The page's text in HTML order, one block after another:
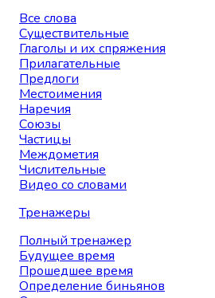
Все слова
Существительные
Глаголы и их спряжения
Прилагательные
Предлоги
Местоимения
Наречия
Союзы
Частицы
Междометия
Числительные
Видео со словами
Тренажеры
Полный тренажер
Будущее время
Прошедшее время
Определение биньянов